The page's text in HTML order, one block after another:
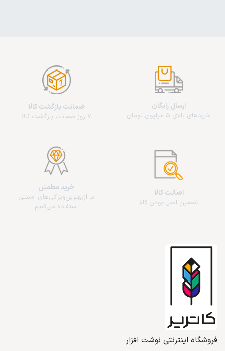
ارسال رایگان
خریدهای بالای 5 میلیون تومان
ضمانت بازگشت کالا
7 روز ضمانت بازگشت کالا
اصالت کالا
تضمین اصل بودن کالا
خرید مطمئن
ما از‌بهترین‌ویژگی‌های امنیتی
استفاده می‌کنیم
فروشگاه اینترنتی نوشت افزار